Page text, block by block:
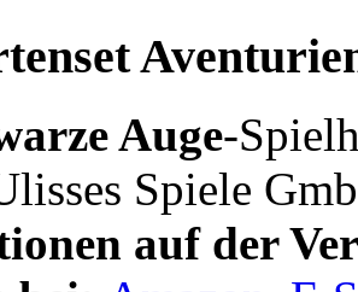
Auge-
Spiele
auf der